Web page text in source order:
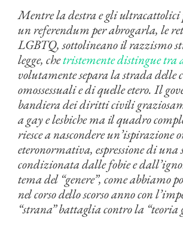
Mentre la destra e gli ultracattolici
un referendum per abrogarla, le
LGBTQ, sottolineano il razzismo
legge, chetristemente distingue tra
volutamente separa la strada delle
omossessuali e di quelle etero. Il
bandiera dei diritti civili
a gay e lesbiche ma il quadro
riesce a nascondere un’ispirazione
eteronormativa, espressione di una
condizionata dalle fobie e
tema del “genere”, come abbiamo
nel corso dello scorso anno con
“strana” battaglia contro la “teoria